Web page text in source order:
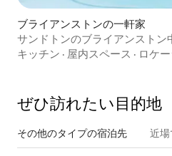
ブライアンストンの一軒家
サンドトンのブライアンスト
キッチン · 屋内スペース · ロケ
ぜひ訪⁠れ⁠た⁠い目⁠的⁠地
その他のタ⁠イ⁠プ⁠の宿⁠泊⁠先 近場